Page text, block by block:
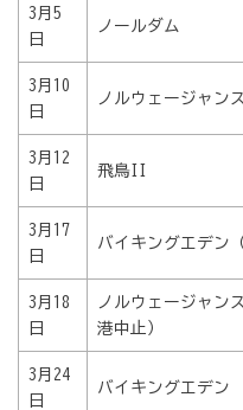
3月5
日
ノールダム
3月10
日
ノルウェージャン
3月12
日
飛鳥II
3月17
日
バイキングエデン
3月18
日
ノルウェージャン
港中止）
3月24
日
バイキングエデン